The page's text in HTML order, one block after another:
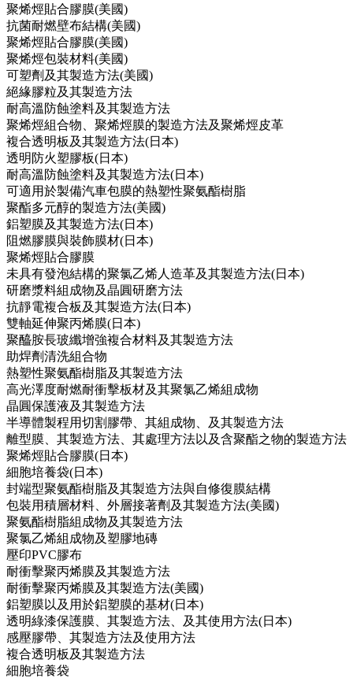
聚烯烴貼合膠膜(美國)
抗菌耐燃壁布結構(美國)
聚烯烴貼合膠膜(美國)
聚烯烴包裝材料(美國)
可塑劑及其製造方法(美國)
絕緣膠粒及其製造方法
耐高溫防蝕塗料及其製造方法
聚烯烴組合物、聚烯烴膜的製造方法及聚烯烴皮革
複合透明板及其製造方法(日本)
透明防火塑膠板(日本)
耐高溫防蝕塗料及其製造方法(日本)
可適用於製備汽車包膜的熱塑性聚氨酯樹脂
聚酯多元醇的製造方法(美國)
鋁塑膜及其製造方法(日本)
阻燃膠膜與裝飾膜材(日本)
聚烯烴貼合膠膜
未具有發泡結構的聚氯乙烯人造革及其製造方法(日本)
研磨漿料組成物及晶圓研磨方法
抗靜電複合板及其製造方法(日本)
雙軸延伸聚丙烯膜(日本)
聚醯胺長玻纖增強複合材料及其製造方法
助焊劑清洗組合物
熱塑性聚氨酯樹脂及其製造方法
高光澤度耐燃耐衝擊板材及其聚氯乙烯組成物
晶圓保護液及其製造方法
半導體製程用切割膠帶、其組成物、及其製造方法
離型膜、其製造方法、其處理方法以及含聚酯之物的製造方法
聚烯烴貼合膠膜(日本)
細胞培養袋(日本)
封端型聚氨酯樹脂及其製造方法與自修復膜結構
包裝用積層材料、外層接著劑及其製造方法(美國)
聚氨酯樹脂組成物及其製造方法
聚氯乙烯組成物及塑膠地磚
壓印PVC膠布
耐衝擊聚丙烯膜及其製造方法
耐衝擊聚丙烯膜及其製造方法(美國)
鋁塑膜以及用於鋁塑膜的基材(日本)
透明綠漆保護膜、其製造方法、及其使用方法(日本)
感壓膠帶、其製造方法及使用方法
複合透明板及其製造方法
細胞培養袋